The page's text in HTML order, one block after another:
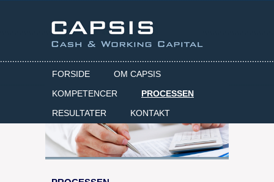
FORSIDE
OM CAPSIS
KOMPETENCER
PROCESSEN
RESULTATER
KONTAKT